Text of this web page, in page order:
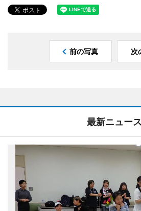
前の写真 次
最新ニュース